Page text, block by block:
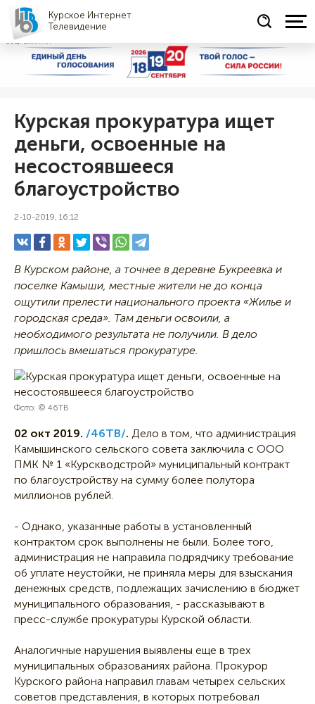
Курское Интернет
Телевидение
СОЦРЕКЛАМА
Курская прокуратура ищет
деньги, освоенные на
несостоявшееся
благоустройство
2-10-2019, 16:12
В Курском районе, а точнее в деревне Букреевка и
поселке Камыши, местные жители не до конца
ощутили прелести национального проекта «Жилье и
городская среда». Там деньги освоили, а
необходимого результата не получили. В дело
пришлось вмешаться прокуратуре.
Фото: © 46ТВ
02 окт 2019. /46ТВ/. Дело в том, что администрация
Камышинского сельского совета заключила с ООО
ПМК № 1 «Курскводстрой» муниципальный контракт
по благоустройству на сумму более полутора
миллионов рублей.
- Однако, указанные работы в установленный
контрактом срок выполнены не были. Более того,
администрация не направила подрядчику требование
об уплате неустойки, не приняла меры для взыскания
денежных средств, подлежащих зачислению в бюджет
муниципального образования, - рассказывают в
пресс-службе прокуратуры Курской области.
Аналогичные нарушения выявлены еще в трех
муниципальных образованиях района. Прокурор
Курского района направил главам четырех сельских
советов представления, в которых потребовал